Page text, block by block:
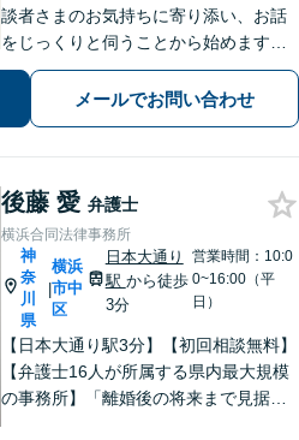
談者さまのお気持ちに寄り添い、お話
をじっくりと伺うことから始めます。
「相続問題：税理士や不動産鑑定士な
ど他士業とも連携し、問題をワンスト
ップで解決」「交通事故：事故発生直
メールでお問い合わせ
後藤 愛 弁護士
横浜合同法律事務所
神
奈
川
県
|
横浜
市中
区
日本大通り
駅 から徒歩
3分
営業時間：10:0
0~16:00（平
日）
【日本大通り駅3分】【初回相談無料】
【弁護士16人が所属する県内最大規模
の事務所】「離婚後の将来まで見据え